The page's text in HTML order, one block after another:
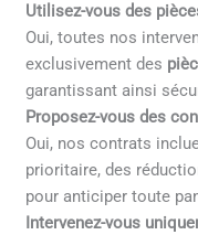
Utilisez-vous des
Oui, toutes nos
exclusivement des
garantissant ainsi
Proposez-vous des
Oui, nos contrats
prioritaire, des
pour anticiper toute
Intervenez-vous